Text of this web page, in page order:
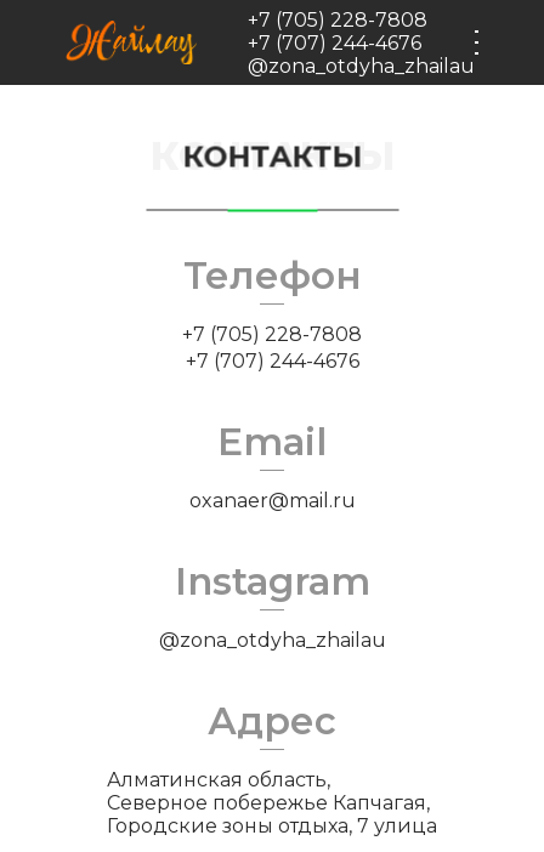
+7 (705) 228-7808
+7 (707) 244-4676
@zona_otdyha_zhailau
Черновик
КОНТАКТЫ
КОНТАКТЫ
Телефон
+7 (705) 228-7808
+7 (707) 244-4676
Email
oxanaer@mail.ru
Instagram
@zona_otdyha_zhailau
Адрес
Алматинская область,
Северное побережье Капчагая,
Городские зоны отдыха, 7 улица